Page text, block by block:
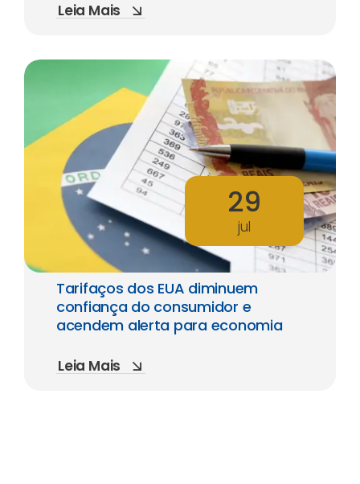
Leia Mais
29
jul
Tarifaços dos EUA diminuem
confiança do consumidor e
acendem alerta para economia
Leia Mais